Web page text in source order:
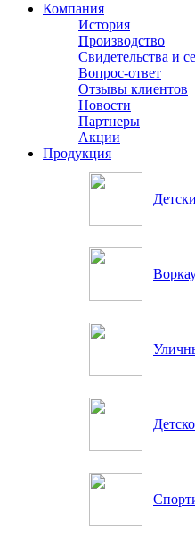
Компания
История
Производство
Свидетельства и
Вопрос-ответ
Отзывы клиентов
Новости
Партнеры
Акции
Продукция